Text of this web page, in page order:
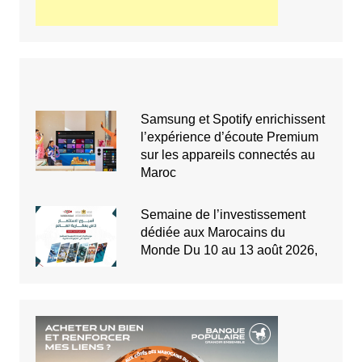
Samsung et Spotify enrichissent
l’expérience d’écoute Premium
sur les appareils connectés au
Maroc
Semaine de l’investissement
dédiée aux Marocains du
Monde Du 10 au 13 août 2026,